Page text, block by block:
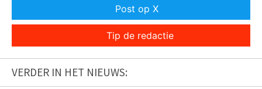
Post op X
Tip de redactie
VERDER IN HET NIEUWS: